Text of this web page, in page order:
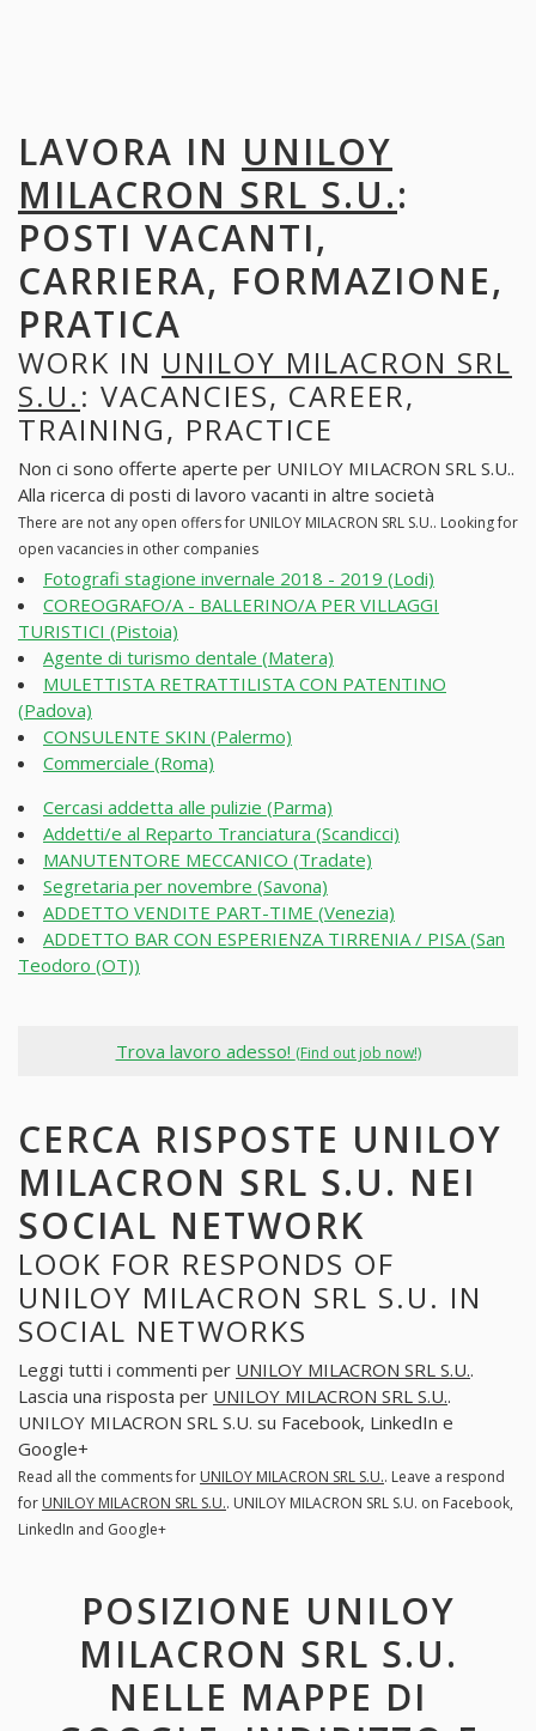
LAVORA IN UNILOY
MILACRON SRL S.U.:
POSTI VACANTI,
CARRIERA, FORMAZIONE,
PRATICA
WORK IN UNILOY MILACRON SRL
S.U.: VACANCIES, CAREER,
TRAINING, PRACTICE
Non ci sono offerte aperte per UNILOY MILACRON SRL S.U..
Alla ricerca di posti di lavoro vacanti in altre società
There are not any open offers for UNILOY MILACRON SRL S.U.. Looking for
open vacancies in other companies
Fotografi stagione invernale 2018 - 2019 (Lodi)
COREOGRAFO/A - BALLERINO/A PER VILLAGGI
TURISTICI (Pistoia)
Agente di turismo dentale (Matera)
MULETTISTA RETRATTILISTA CON PATENTINO
(Padova)
CONSULENTE SKIN (Palermo)
Commerciale (Roma)
Cercasi addetta alle pulizie (Parma)
Addetti/e al Reparto Tranciatura (Scandicci)
MANUTENTORE MECCANICO (Tradate)
Segretaria per novembre (Savona)
ADDETTO VENDITE PART-TIME (Venezia)
ADDETTO BAR CON ESPERIENZA TIRRENIA / PISA (San
Teodoro (OT))
Trova lavoro adesso! (Find out job now!)
CERCA RISPOSTE UNILOY
MILACRON SRL S.U. NEI
SOCIAL NETWORK
LOOK FOR RESPONDS OF
UNILOY MILACRON SRL S.U. IN
SOCIAL NETWORKS
Leggi tutti i commenti per UNILOY MILACRON SRL S.U..
Lascia una risposta per UNILOY MILACRON SRL S.U..
UNILOY MILACRON SRL S.U. su Facebook, LinkedIn e
Google+
Read all the comments for UNILOY MILACRON SRL S.U.. Leave a respond
for UNILOY MILACRON SRL S.U.. UNILOY MILACRON SRL S.U. on Facebook,
LinkedIn and Google+
POSIZIONE UNILOY
MILACRON SRL S.U.
NELLE MAPPE DI